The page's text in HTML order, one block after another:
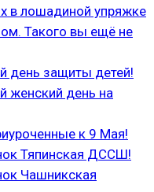
в лошадиной упряжке
Такого вы ещё не
день защиты детей!
женский день на
к 9 Мая!
Тяпинская ДССШ!
Чашникская